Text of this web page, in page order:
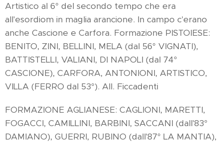
Artistico al 6° del secondo tempo che era
all'esordiom in maglia arancione. In campo c'erano
anche Cascione e Carfora. Formazione PISTOIESE:
BENITO, ZINI, BELLINI, MELA (dal 56° VIGNATI),
BATTISTELLI, VALIANI, DI NAPOLI (dal 74°
CASCIONE), CARFORA, ANTONIONI, ARTISTICO,
VILLA (FERRO dal 53°). All. Ficcadenti
FORMAZIONE AGLIANESE: CAGLIONI, MARETTI,
FOGACCI, CAMILLINI, BARBINI, SACCANI (dall'83°
DAMIANO), GUERRI, RUBINO (dall'87° LA MANTIA),